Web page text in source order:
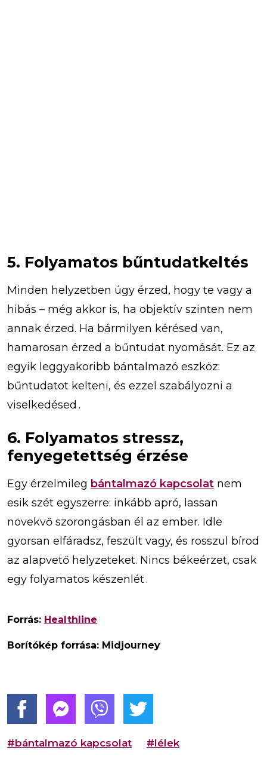
5. Folyamatos bűntudatkeltés
Minden helyzetben úgy érzed, hogy te vagy a
hibás – még akkor is, ha objektív szinten nem
annak érzed. Ha bármilyen kérésed van,
hamarosan érzed a bűntudat nyomását. Ez az
egyik leggyakoribb bántalmazó eszköz:
bűntudatot kelteni, és ezzel szabályozni a
viselkedésed .
6. Folyamatos stressz,
fenyegetettség érzése
Egy érzelmileg bántalmazó kapcsolat nem
esik szét egyszerre: inkább apró, lassan
növekvő szorongásban él az ember. Idle
gyorsan elfáradsz, feszült vagy, és rosszul bírod
az alapvető helyzeteket. Nincs békeérzet, csak
egy folyamatos készenlét .
Forrás: Healthline
Borítókép forrása: Midjourney
#bántalmazó kapcsolat #lélek